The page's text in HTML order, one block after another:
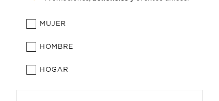
MUJER
HOMBRE
HOGAR